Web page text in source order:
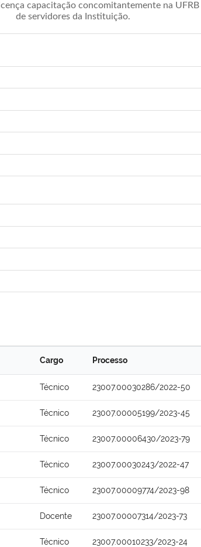
capacitação concomitantemente na
de servidores da Instituição.
Cargo Processo
Técnico 23007.00030286/2022-50
Técnico 23007.00005199/2023-45
Técnico 23007.00006430/2023-79
Técnico 23007.00030243/2022-47
Técnico 23007.00009774/2023-98
Docente 23007.00007314/2023-73
Técnico 23007.00010233/2023-24